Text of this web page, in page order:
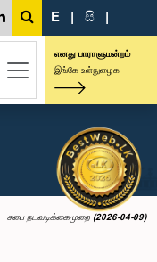
E | සි |
எனது பாராளுமன்றம்
இங்கே உள்நுழைக
சபை நடவடிக்கைமுறை (2026-04-09)